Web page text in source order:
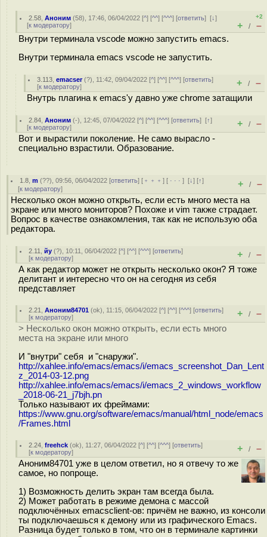
2.58 ,Аноним (58), 17:46, 06/04/2022 [^] [^^] [^^^] [ответить][↓]
[к модератору]
+2
+ / –
Внутри терминала vscode можно запустить emacs.
Внутри терминала emacs vscode не запустить.
3.113 ,emacser(?), 11:42, 09/04/2022 [^] [^^] [^^^] [ответить]
[к модератору] + / –
Внутрь плагина к emacs'у давно уже chrome затащили
2.84 ,Аноним (-), 12:45, 07/04/2022 [^] [^^] [^^^] [ответить][↑]
[к модератору] + / –
Вот и вырастили поколение. Не само вырасло -
специально взрастили. Образование.
1.8 ,m (??), 09:56, 06/04/2022 [ответить] [ ﹢﹢﹢] [ · · ·][↓] [↑]
[к модератору] + / –
Несколько окон можно открыть, если есть много места на
экране или много мониторов? Похоже и vim также страдает.
Вопрос в качестве ознакомления, так как не использую оба
редактора.
2.11 ,йу (?), 10:11, 06/04/2022 [^] [^^] [^^^] [ответить]
[к модератору] + / –
А как редактор может не открыть несколько окон? Я тоже
делитант и интересно что он на сегодня из себя
представляет
2.21 ,Аноним84701 (ok), 11:15, 06/04/2022 [^] [^^] [^^^] [ответить]
[к модератору] + / –
> Несколько окон можно открыть, если есть много
места на экране или много
И "внутри" себя и "снаружи".
http://xahlee.info/emacs/emacs/i/emacs_screenshot_Dan_Lent
z_2014-03-12.png
http://xahlee.info/emacs/emacs/i/emacs_2_windows_workflow
_2018-06-21_j7bjh.pn
Только называют их фреймами:
https://www.gnu.org/software/emacs/manual/html_node/emacs
/Frames.html
2.24 ,freehck (ok), 11:27, 06/04/2022 [^] [^^] [^^^] [ответить]
[к модератору] + / –
Аноним84701 уже в целом ответил, но я отвечу то же
самое, но попроще.
1) Возможность делить экран там всегда была.
2) Может работать в режиме демона с массой
подключённых emacsclient-ов: причём не важно, из консоли
ты подключаешься к демону или из графического Emacs.
Разница будет только в том, что он в терминале картинки